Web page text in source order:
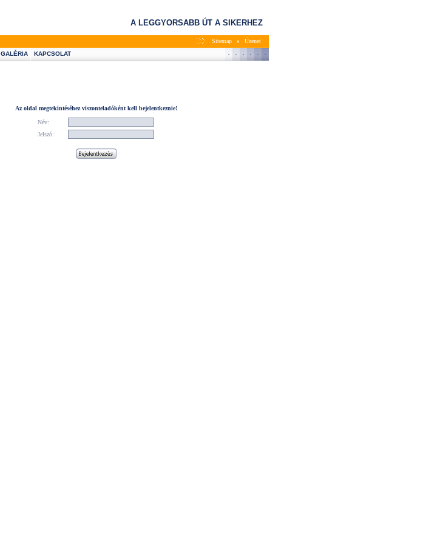
A LEGGYORSABB ÚT A SIKERHEZ
Sitemap
Üzenet
GALÉRIA KAPCSOLAT
Az oldal megtekintéséhez viszonteladóként kell bejelentkeznie!
Név:
Jelszó: